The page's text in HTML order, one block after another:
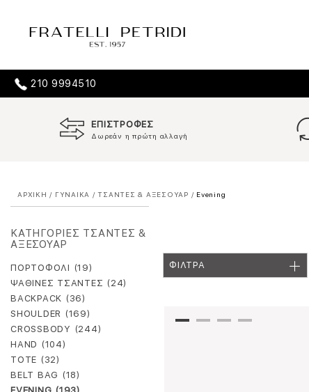
210 9994510
ΕΠΙΣΤΡΟΦΕΣ
Δωρεάν η πρώτη αλλαγή
ΑΡΧΙΚΗ / ΓΥΝΑΙΚΑ /ΤΣΑΝΤΕΣ & ΑΞΕΣΟΥΑΡ / Evening
ΚΑΤΗΓΟΡΙΕΣ ΤΣΑΝΤΕΣ &
ΑΞΕΣΟΥΑΡ
ΠΟΡΤΟΦΟΛΙ (19)
ΨΑΘΙΝΕΣ ΤΣΑΝΤΕΣ (24)
BACKPACK (36)
SHOULDER (169)
CROSSBODY (244)
HAND (104)
TOTE (32)
BELT BAG (18)
ΦΙΛΤΡΑ